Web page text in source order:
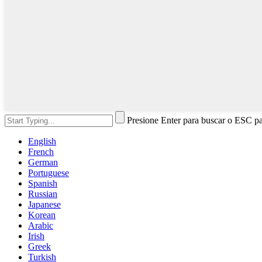
Presione Enter para buscar o ESC
English
French
German
Portuguese
Spanish
Russian
Japanese
Korean
Arabic
Irish
Greek
Turkish